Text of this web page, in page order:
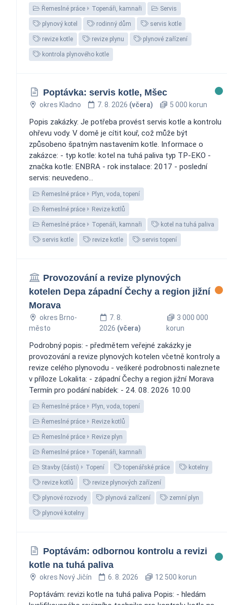
Řemeslné práce Topenáři, kamnaři Servis
plynový kotel rodinný dům servis kotle
revize kotle revize plynu plynové zařízení
kontrola plynového kotle
Poptávka: servis kotle, Mšec
okres Kladno 7. 8. 2026 (včera) 5 000 korun
Popis zakázky: Je potřeba provést servis kotle a kontrolu
ohřevu vody. V domě je cítit kouř, což může být
způsobeno špatným nastavením kotle. Informace o
zakázce: - typ kotle: kotel na tuhá paliva typ TP-EKO -
značka kotle: ENBRA - rok instalace: 2017 - poslední
servis: neuvedeno...
Řemeslné práce Plyn, voda, topení
Řemeslné práce Revize kotlů
Řemeslné práce Topenáři, kamnaři kotel na tuhá paliva
servis kotle revize kotle servis topení
Provozování a revize plynových
kotelen Depa západní Čechy a region jižní
Morava
okres Brno-
město
7. 8.
2026 (včera)
3 000 000
korun
Podrobný popis: - předmětem veřejné zakázky je
provozování a revize plynových kotelen včetně kontroly a
revize celého plynovodu - veškeré podrobnosti naleznete
v příloze Lokalita: - západní Čechy a region jižní Morava
Termín pro podání nabídek: - 24. 08. 2026 10:00
Řemeslné práce Plyn, voda, topení
Řemeslné práce Revize kotlů
Řemeslné práce Revize plyn
Řemeslné práce Topenáři, kamnaři
Stavby (části) Topení topenářské práce kotelny
revize kotlů revize plynových zařízení
plynové rozvody plynová zařízení zemní plyn
plynové kotelny
Poptávám: odbornou kontrolu a revizi
kotle na tuhá paliva
okres Nový Jičín 6. 8. 2026 12 500 korun
Poptávám: revizi kotle na tuhá paliva Popis: - hledám